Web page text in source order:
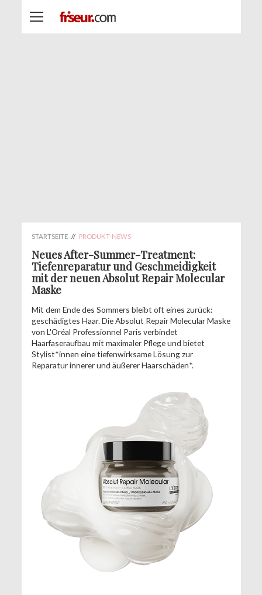
STARTSEITE // PRODUKT-NEWS
Neues After-Summer-Treatment:
Tiefenreparatur und Geschmeidigkeit
mit der neuen Absolut Repair Molecular
Maske
Mit dem Ende des Sommers bleibt oft eines zurück:
geschädigtes Haar. Die Absolut Repair Molecular Maske
von L'Oréal Professionnel Paris verbindet
Haarfaseraufbau mit maximaler Pflege und bietet
Stylist*innen eine tiefenwirksame Lösung zur
Reparatur innerer und äußerer Haarschäden*.